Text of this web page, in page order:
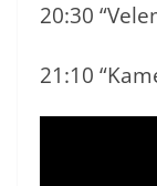
20:30
21:10